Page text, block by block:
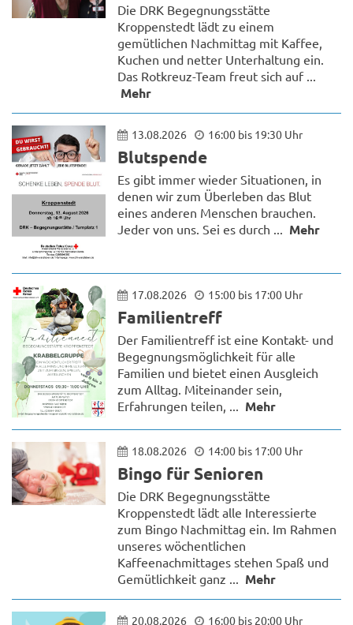
Die DRK Begegnungsstätte
Kroppenstedt lädt zu einem
gemütlichen Nachmittag mit Kaffee,
Kuchen und netter Unterhaltung ein.
Das Rotkreuz-Team freut sich auf ...
Mehr
13.08.2026 16:00 bis 19:30 Uhr
Blutspende
Es gibt immer wieder Situationen, in
denen wir zum Überleben das Blut
eines anderen Menschen brauchen.
Jeder von uns. Sei es durch ... Mehr
17.08.2026 15:00 bis 17:00 Uhr
Familientreff
Der Familientreff ist eine Kontakt- und
Begegnungsmöglichkeit für alle
Familien und bietet einen Ausgleich
zum Alltag. Miteinander sein,
Erfahrungen teilen, ... Mehr
18.08.2026 14:00 bis 17:00 Uhr
Bingo für Senioren
Die DRK Begegnungsstätte
Kroppenstedt lädt alle Interessierte
zum Bingo Nachmittag ein. Im Rahmen
unseres wöchentlichen
Kaffeenachmittages stehen Spaß und
Gemütlichkeit ganz ... Mehr
20.08.2026 16:00 bis 20:00 Uhr